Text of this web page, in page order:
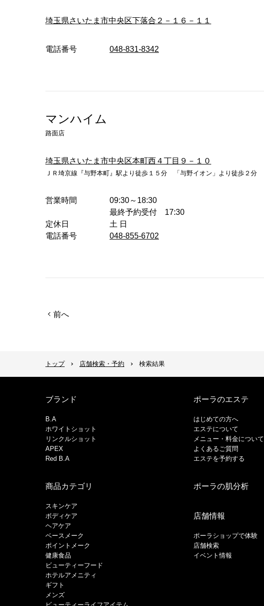
埼玉県さいたま市中央区下落合２－１６－１１
電話番号 048-831-8342
マンハイム
路面店
埼玉県さいたま市中央区本町西４丁目９－１０
ＪＲ埼京線『与野本町』駅より徒歩１５分 「与野イオン」より徒歩２分
営業時間
09:30～18:30
最終予約受付 17:30
定休日
土 日
電話番号
048-855-6702
前へ
トップ 店舗検索・予約 検索結果
ブランド
B.A
ホワイトショット
リンクルショット
APEX
Red B.A
商品カテゴリ
スキンケア
ボディケア
ヘアケア
​ベースメーク​
ポイントメーク​
健康食品
ビューティーフード
ホテルアメニティ
ギフト
メンズ
ポーラのエステ
はじめての方へ
エステについて
メニュー・料金について
よくあるご質問
エステを予約する
ポーラの肌分析
店舗情報
ポーラショップで体験
店舗検索
イベント情報